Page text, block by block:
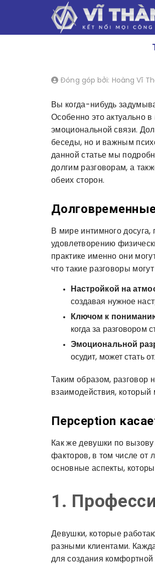
Đóng góp bởi: Hoàng Vĩ
Вы когда-нибудь
Особенно это актуально
эмоциональной связи.
беседы, но и важным
данной статье мы
долгим разговорам, а
обеих сторон.
В мире интимного досуга,
удовлетворению
практике именно они
что такие разговоры
Настройкой на
создавая нужное
Ключом к
когда за разговором
Эмоциональной
осудит, может стать
Таким образом, разговор
взаимодействия, который
Перception
Как же девушки по
факторов, в том числе от
основные аспекты,
1.
Девушки, которые
разными клиентами.
для создания комфортной